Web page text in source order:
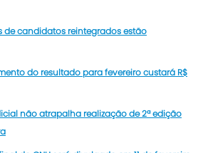
de candidatos reintegrados estão
do resultado para fevereiro custará R$
não atrapalha realização de 2ª edição